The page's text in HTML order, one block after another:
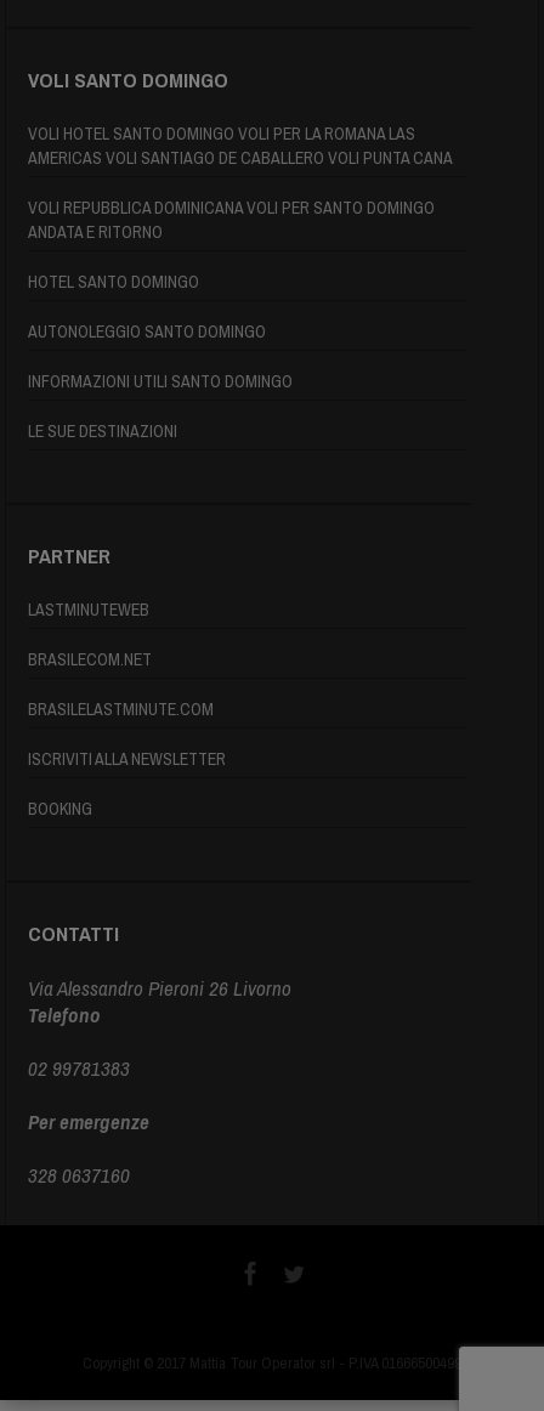
VOLI SANTO DOMINGO
VOLI HOTEL SANTO DOMINGO VOLI PER LA ROMANA LAS
AMERICAS VOLI SANTIAGO DE CABALLERO VOLI PUNTA CANA
VOLI REPUBBLICA DOMINICANA VOLI PER SANTO DOMINGO
ANDATA E RITORNO
HOTEL SANTO DOMINGO
AUTONOLEGGIO SANTO DOMINGO
INFORMAZIONI UTILI SANTO DOMINGO
LE SUE DESTINAZIONI
PARTNER
LASTMINUTEWEB
BRASILECOM.NET
BRASILELASTMINUTE.COM
ISCRIVITI ALLA NEWSLETTER
BOOKING
CONTATTI
Via Alessandro Pieroni 26 Livorno
Telefono
02 99781383
Per emergenze
328 0637160
Copyright © 2017 Mattia Tour Operator srl - P.IVA 01666500499